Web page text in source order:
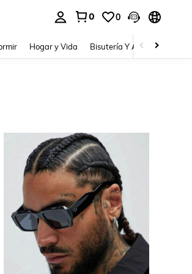
0 0
Hogar y Vida Bisutería Y Accesorios